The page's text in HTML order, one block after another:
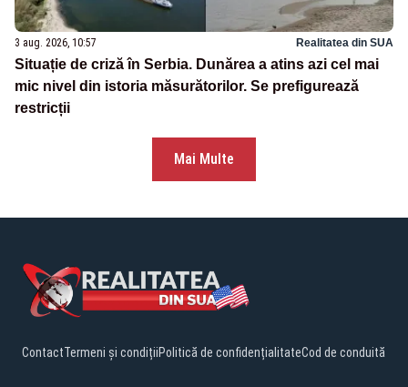
3 aug. 2026, 10:57 Realitatea din SUA
Situație de criză în Serbia. Dunărea a atins azi cel mai
mic nivel din istoria măsurătorilor. Se prefigurează
restricții
Mai Multe
ContactTermeni și condițiiPolitică de confidențialitateCod de conduită